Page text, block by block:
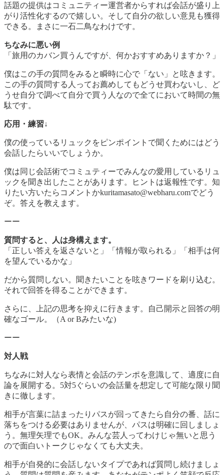
話題の提供はコミュニティー運営者からすれば会話が盛り上
がり活性化するので嬉しい。そして自分の欲しい意見も獲得
できる。まさに一石二鳥なわけです。
ちなみに悪い例
「旅用のカバン買うんですが、何かおすすめありますか？」
僕はこの手の質問をみると瞬時に心で「ない」と呟きます。
この手の質問する人ってお薦めしてもどうせ買わないし、ど
うせ自分で調べて自分で買う人なので全てにおいて時間の無
駄です。
応用・練習↓
僕の使っているリュックをピンポイントで聞くためにはどう
会話したらいいでしょうか。
僕は同じ会話術でコミュティーでみんなの愛用しているリュ
ックを聞き出したことがあります。ヒントは返報性です。知
りたい方いたらコメントかkuritamasato@webharu.comでどう
ぞ。答えを教えます。
ーー
質問すると、人は身構えます。
「正しい答えを返さないと」「情報が取られる」「相手は何
を望んでいるかな」
だから質問しない。聞きたいことを呟きワードを刷り込む。
それで回答を得ることができます。
さらに、上記の思考を抑えに行きます。自己開示と回答の明
確なゴール。（A or Bみたいな)
ーー
対人戦
ちなみに対人なら表情と会話のテンポを意識して、適度に自
論を展開する。5対5ぐらいの会話量を想定して可能な限り聞
きに徹します。
相手が言葉に詰まったりパスが回ってきたら自分の番、話に
落ちをつける必要はありませんが、パスは明確に回しましょ
う。無理矢理でもOK。みんな芸人ってわけじゃ無いと思う
ので面白いトークじゃなくても大丈夫。
相手が自発的に会話しないタイプであれば質問し続けましょ